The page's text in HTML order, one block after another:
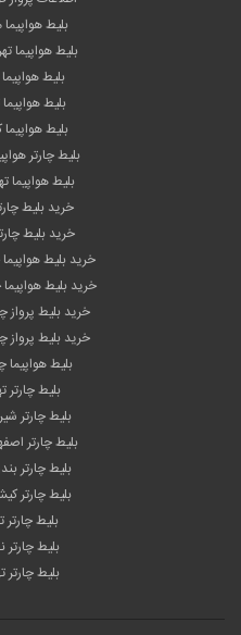
بلیط
بلیط هواپیما
بلیط
بلیط
بلیط
بلیط چارتر
بلیط هواپیما
خرید بلیط
خرید بلیط
خرید بلیط
خرید بلیط
خرید بلیط پرواز
خرید بلیط پرواز
بلیط
بلیط چارتر
بلیط چارتر
بلیط چارتر
بلیط چارتر
بلیط چارتر
بلیط
بلیط
بلیط